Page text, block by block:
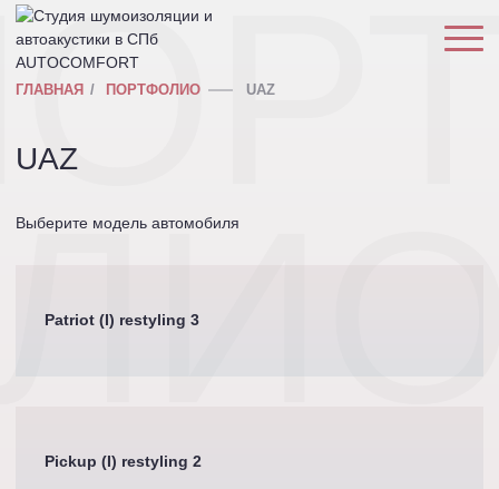
ГЛАВНАЯ ПОРТФОЛИО UAZ
UAZ
Выберите модель автомобиля
Patriot (I) restyling 3
Pickup (I) restyling 2